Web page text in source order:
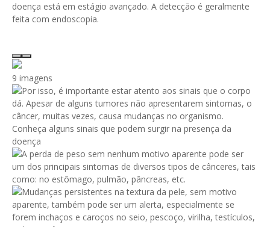
doença está em estágio avançado. A detecção é geralmente
feita com endoscopia.
9 imagens